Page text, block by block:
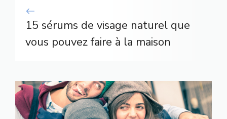
15 sérums de visage naturel que
vous pouvez faire à la maison